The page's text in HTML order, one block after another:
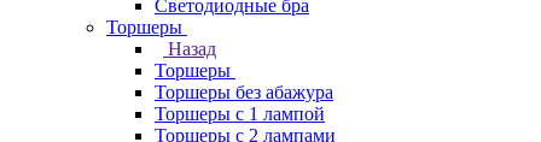
Светодиодные бра
Торшеры
Назад
Торшеры
Торшеры без абажура
Торшеры с 1 лампой
Торшеры с 2 лампами